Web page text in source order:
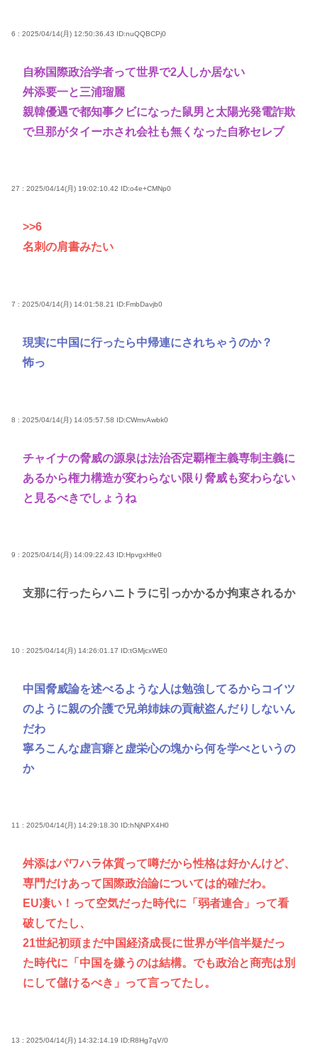
6 : 2025/04/14(月) 12:50:36.43 ID:nuQQBCPj0
自称国際政治学者って世界で2人しか居ない
舛添要一と三浦瑠麗
親韓優遇で都知事クビになった鼠男と太陽光発電詐欺
で旦那がタイーホされ会社も無くなった自称セレブ
27 : 2025/04/14(月) 19:02:10.42 ID:o4e+CMNp0
>>6
名刺の肩書みたい
7 : 2025/04/14(月) 14:01:58.21 ID:FmbDavjb0
現実に中国に行ったら中帰連にされちゃうのか？
怖っ
8 : 2025/04/14(月) 14:05:57.58 ID:CWmvAwbk0
チャイナの脅威の源泉は法治否定覇権主義専制主義に
あるから権力構造が変わらない限り脅威も変わらない
と見るべきでしょうね
9 : 2025/04/14(月) 14:09:22.43 ID:HpvgxHfe0
支那に行ったらハニトラに引っかかるか拘束されるか
10 : 2025/04/14(月) 14:26:01.17 ID:tGMjcxWE0
中国脅威論を述べるような人は勉強してるからコイツ
のように親の介護で兄弟姉妹の貢献盗んだりしないん
だわ
寧ろこんな虚言癖と虚栄心の塊から何を学べというの
か
11 : 2025/04/14(月) 14:29:18.30 ID:hNjNPX4H0
舛添はパワハラ体質って噂だから性格は好かんけど、
専門だけあって国際政治論については的確だわ。
EU凄い！って空気だった時代に「弱者連合」って看
破してたし、
21世紀初頭まだ中国経済成長に世界が半信半疑だっ
た時代に「中国を嫌うのは結構。でも政治と商売は別
にして儲けるべき」って言ってたし。
13 : 2025/04/14(月) 14:32:14.19 ID:R8Hg7qV/0